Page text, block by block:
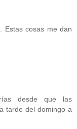
Estas cosas me dan
desde que las
tarde del domingo a